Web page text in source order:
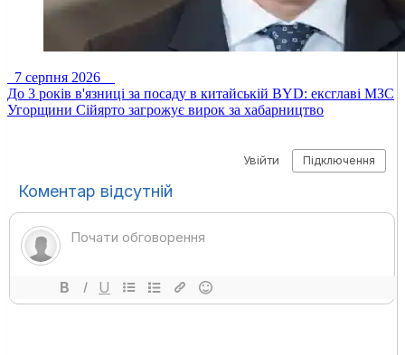
7 серпня 2026
До 3 років в'язниці за посаду в китайській BYD: ексглаві МЗС
Угорщини Сійярто загрожує вирок за хабарництво